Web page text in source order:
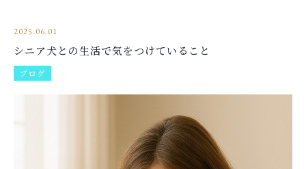
ORDER HISTORY
注文履歴
CAMPAIGN
2025.06.01
シニア犬との生活で気をつけていること
ブログ